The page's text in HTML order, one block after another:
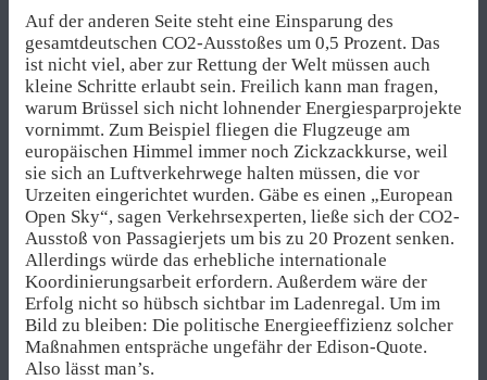
Auf der anderen Seite steht eine Einsparung des
gesamtdeutschen CO2-Ausstoßes um 0,5 Prozent. Das
ist nicht viel, aber zur Rettung der Welt müssen auch
kleine Schritte erlaubt sein. Freilich kann man fragen,
warum Brüssel sich nicht lohnender Energiesparprojekte
vornimmt. Zum Beispiel fliegen die Flugzeuge am
europäischen Himmel immer noch Zickzackkurse, weil
sie sich an Luftverkehrwege halten müssen, die vor
Urzeiten eingerichtet wurden. Gäbe es einen „European
Open Sky“, sagen Verkehrsexperten, ließe sich der CO2-
Ausstoß von Passagierjets um bis zu 20 Prozent senken.
Allerdings würde das erhebliche internationale
Koordinierungsarbeit erfordern. Außerdem wäre der
Erfolg nicht so hübsch sichtbar im Ladenregal. Um im
Bild zu bleiben: Die politische Energieeffizienz solcher
Maßnahmen entspräche ungefähr der Edison-Quote.
Also lässt man’s.